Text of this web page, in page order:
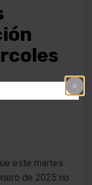
este martes
de 2025 no